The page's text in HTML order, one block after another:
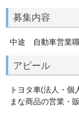
募集内容
中途 自動車営業
アピール
トヨタ車(法人・
まな商品の営業・